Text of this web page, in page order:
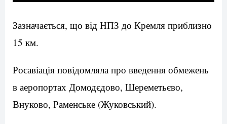
Зазначається, що від НПЗ до Кремля приблизно
15 км.
Росавіація повідомляла про введення обмежень
в аеропортах Домодєдово, Шереметьєво,
Внуково, Раменське (Жуковський).